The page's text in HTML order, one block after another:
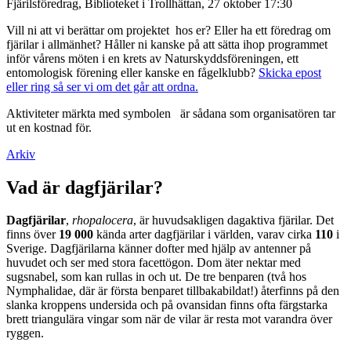
Fjärilsföredrag, Biblioteket i Trollhättan, 27 oktober 17:30
Vill ni att vi berättar om projektet hos er? Eller ha ett föredrag om
fjärilar i allmänhet? Håller ni kanske på att sätta ihop programmet
inför vårens möten i en krets av Naturskyddsföreningen, ett
entomologisk förening eller kanske en fågelklubb? Skicka epost
eller ring så ser vi om det går att ordna.
Aktiviteter märkta med symbolen
är sådana som organisatören tar
ut en kostnad för.
Arkiv
Vad är dagfjärilar?
Dagfjärilar, rhopalocera, är huvudsakligen dagaktiva fjärilar. Det
finns över 19 000 kända arter dagfjärilar i världen, varav cirka 110 i
Sverige. Dagfjärilarna känner dofter med hjälp av antenner på
huvudet och ser med stora facettögon. Dom äter nektar med
sugsnabel, som kan rullas in och ut. De tre benparen (två hos
Nymphalidae, där är första benparet tillbakabildat!) återfinns på den
slanka kroppens undersida och på ovansidan finns ofta färgstarka
brett triangulära vingar som när de vilar är resta mot varandra över
ryggen.